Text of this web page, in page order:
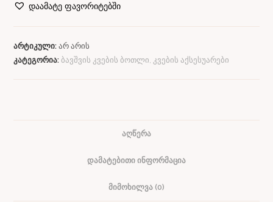
დაამატე ფავორიტებში
არტიკული:არ არის
კატეგორია:ბავშვის კვების ბოთლი, კვების აქსესუარები
ᲐᲦᲬᲔᲠᲐ
ᲓᲐᲛᲐᲢᲔᲑᲘᲗᲘ ᲘᲜᲤᲝᲠᲛᲐᲪᲘᲐ
ᲛᲘᲛᲝᲮᲘᲚᲕᲐ (0)